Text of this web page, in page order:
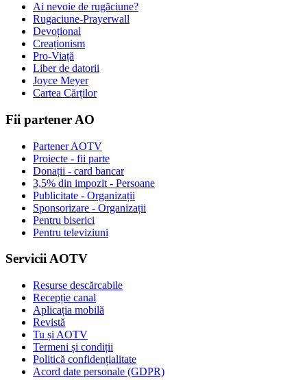
Ai nevoie de rugăciune?
Rugaciune-Prayerwall
Devoțional
Creaționism
Pro-Viață
Liber de datorii
Joyce Meyer
Cartea Cărților
Fii partener AO
Partener AOTV
Proiecte - fii parte
Donații - card bancar
3,5% din impozit - Persoane
Publicitate - Organizații
Sponsorizare - Organizații
Pentru biserici
Pentru televiziuni
Servicii AOTV
Resurse descărcabile
Recepție canal
Aplicația mobilă
Revistă
Tu și AOTV
Termeni și condiții
Politică confidențialitate
Acord date personale (GDPR)